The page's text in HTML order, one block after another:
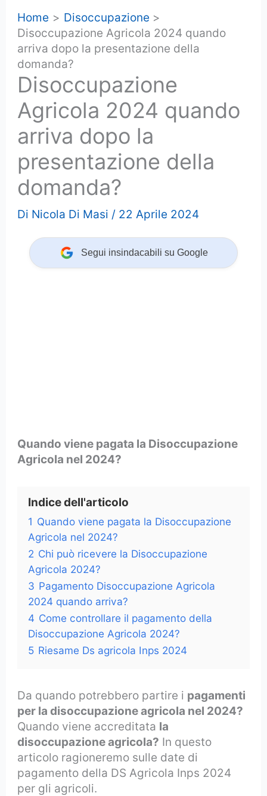
Home
Disoccupazione
Disoccupazione Agricola 2024 quando
arriva dopo la presentazione della
domanda?
Disoccupazione
Agricola 2024 quando
arriva dopo la
presentazione della
domanda?
Di Nicola Di Masi / 22 Aprile 2024
Segui insindacabili su Google
Quando viene pagata la Disoccupazione
Agricola nel 2024?
Indice dell'articolo
1 Quando viene pagata la Disoccupazione
Agricola nel 2024?
2 Chi può ricevere la Disoccupazione
Agricola 2024?
3 Pagamento Disoccupazione Agricola
2024 quando arriva?
4 Come controllare il pagamento della
Disoccupazione Agricola 2024?
5 Riesame Ds agricola Inps 2024
Da quando potrebbero partire i pagamenti
per la disoccupazione agricola nel 2024?
Quando viene accreditata la
disoccupazione agricola? In questo
articolo ragioneremo sulle date di
pagamento della DS Agricola Inps 2024
per gli agricoli.